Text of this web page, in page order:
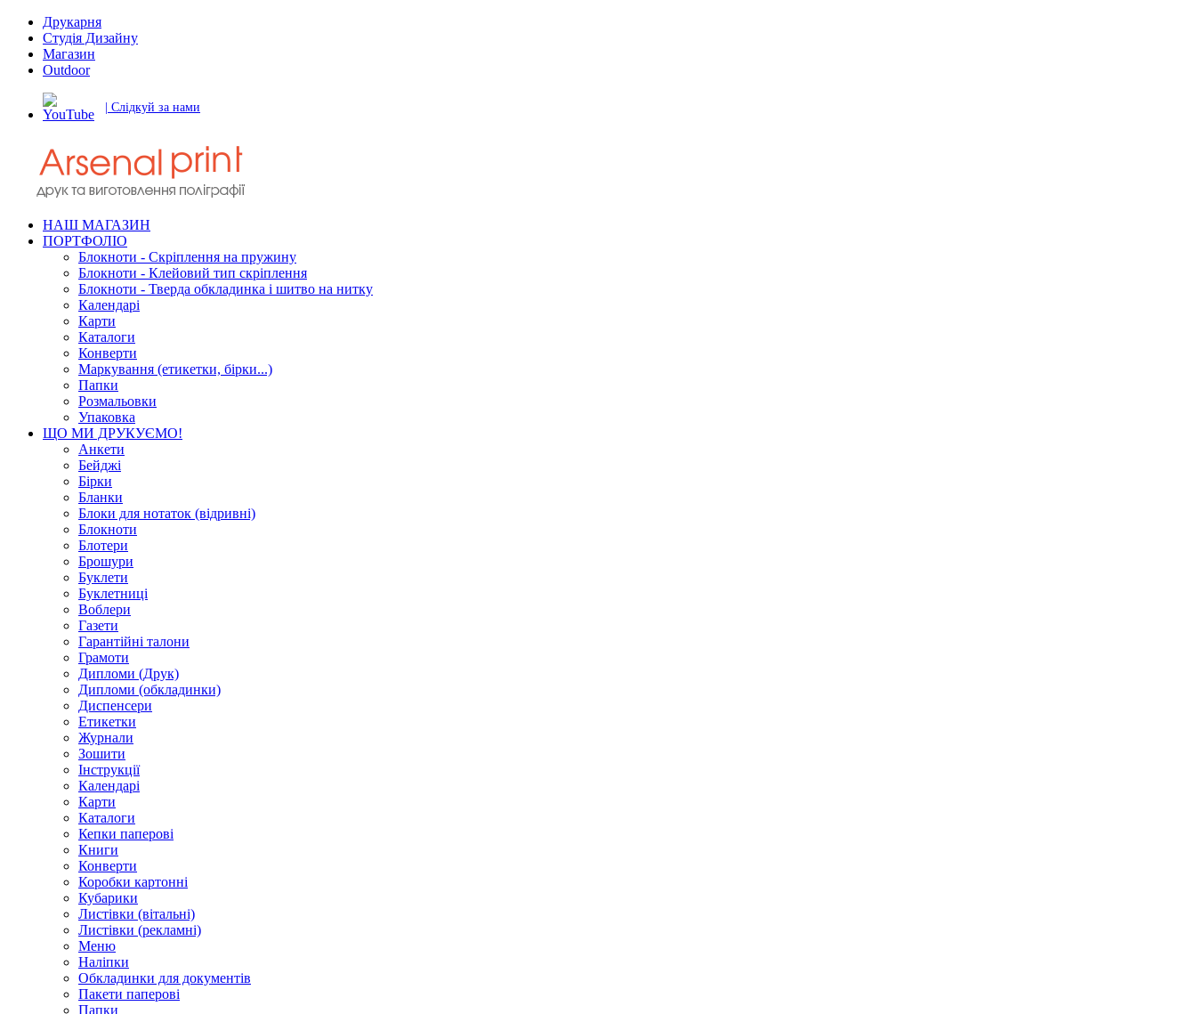
Друкарня
Студія Дизайну
Магазин
Outdoor
| Слідкуй за нами
НАШ МАГАЗИН
ПОРТФОЛІО
Блокноти - Скріплення на пружину
Блокноти - Клейовий тип скріплення
Блокноти - Тверда обкладинка і шитво на нитку
Календарі
Карти
Каталоги
Конверти
Маркування (етикетки, бірки...)
Папки
Розмальовки
Упаковка
ЩО МИ ДРУКУЄМО!
Анкети
Бейджі
Бірки
Бланки
Блоки для нотаток (відривні)
Блокноти
Блотери
Брошури
Буклети
Буклетниці
Воблери
Газети
Гарантійні талони
Грамоти
Дипломи (Друк)
Дипломи (обкладинки)
Диспенсери
Етикетки
Журнали
Зошити
Інструкції
Календарі
Карти
Каталоги
Кепки паперові
Книги
Конверти
Коробки картонні
Кубарики
Листівки (вітальні)
Листівки (рекламні)
Меню
Наліпки
Обкладинки для документів
Пакети паперові
Папки